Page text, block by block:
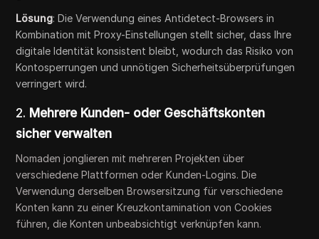
Lösung: Die Verwendung eines Antidetect-Browsers in
Kombination mit Proxy-Einstellungen stellt sicher, dass Ihre
digitale Identität konsistent bleibt, wodurch das Risiko von
Kontosperrungen und unnötigen Sicherheitsüberprüfungen
verringert wird.
2. Mehrere Kunden- oder Geschäftskonten
sicher verwalten
Nomaden jonglieren mit mehreren Projekten über
verschiedene Plattformen oder Kunden-Logins. Die
Verwendung derselben Browsersitzung für verschiedene
Konten kann zu einer Kreuzkontamination von Cookies
führen, die Konten unbeabsichtigt verknüpfen kann.